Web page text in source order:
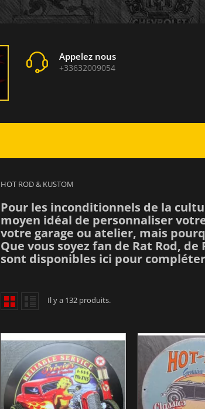
Appelez nous
+33632009054
HOT ROD & KUSTOM
Pour les inconditionnels de la
moyen idéal de personnaliser
votre garage ou atelier, mais
Que vous soyez fan de Rat Rod, de
sont disponibles ici pour
Il y a 132 produits.